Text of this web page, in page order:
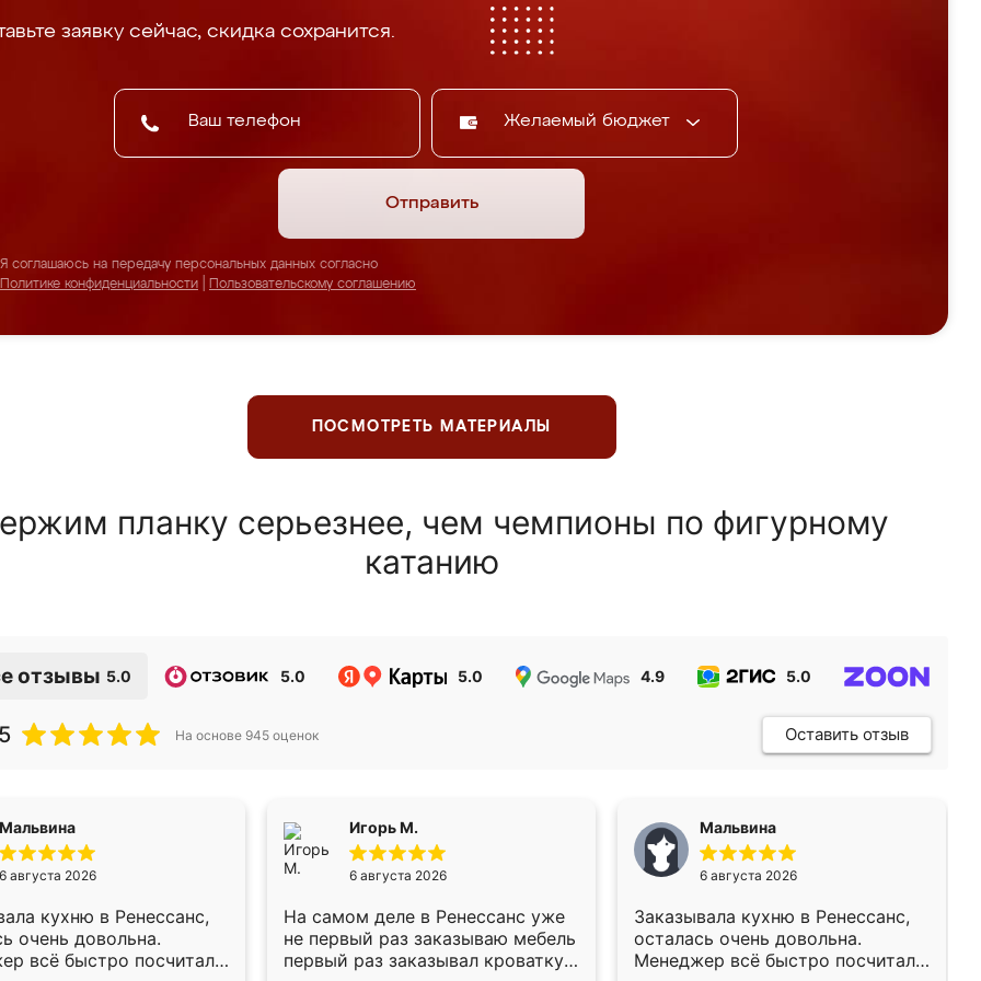
заявку сейчас, скидка сохранится.
Желаемый бюджет
Отправить
Я соглашаюсь на передачу персональных данных согласно
Политике конфиденциальности
Пользовательскому соглашению
ПОСМОТРЕТЬ МАТЕРИАЛЫ
планку серьезнее, чем чемпионы по фигурному
катанию
отзывы 5.0 5.0 5.0 4.9 5.0
На основе 945 оценок Оставить отзыв
Мальвина
6 августа 2026
кухню в Ренессанс,
очень довольна.
всё быстро посчитала,
Игорь М.
6 августа 2026
На самом деле в Ренессанс уже
не первый раз заказываю мебель
первый раз заказывал кроватку
Мальвина
6 августа 2026
Заказывала кухню в Ренессанс,
осталась очень довольна.
Менеджер всё быстро посчитала,